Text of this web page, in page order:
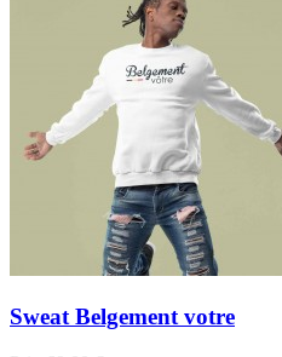
Aperçu rapide
sapin Bleu
Sweat Belgement votre